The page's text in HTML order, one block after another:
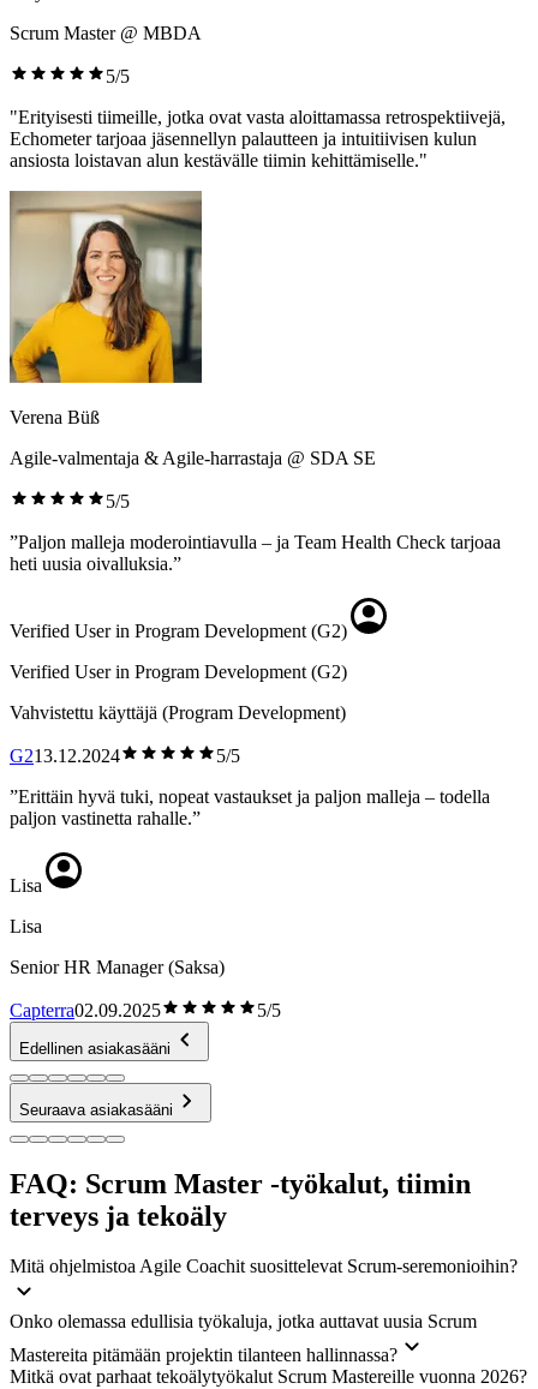
Scrum Master @ MBDA
5/5
"Erityisesti tiimeille, jotka ovat vasta aloittamassa retrospektiivejä,
Echometer tarjoaa jäsennellyn palautteen ja intuitiivisen kulun
ansiosta loistavan alun kestävälle tiimin kehittämiselle."
Verena Büß
Agile-valmentaja & Agile-harrastaja @ SDA SE
5/5
”Paljon malleja moderointiavulla – ja Team Health Check tarjoaa
heti uusia oivalluksia.”
Verified User in Program Development (G2)
Verified User in Program Development (G2)
Vahvistettu käyttäjä (Program Development)
G213.12.2024
5/5
”Erittäin hyvä tuki, nopeat vastaukset ja paljon malleja – todella
paljon vastinetta rahalle.”
Lisa
Lisa
Senior HR Manager (Saksa)
Capterra02.09.2025 5/5
Edellinen asiakasääni
Seuraava asiakasääni
FAQ: Scrum Master -työkalut, tiimin
terveys ja tekoäly
Mitä ohjelmistoa Agile Coachit suosittelevat Scrum-seremonioihin?
Onko olemassa edullisia työkaluja, jotka auttavat uusia Scrum
Mastereita pitämään projektin tilanteen hallinnassa?
Mitkä ovat parhaat tekoälytyökalut Scrum Mastereille vuonna 2026?